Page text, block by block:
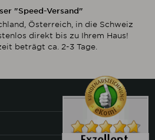
"Speed-Versand"
Österreich, in die Schweiz
direkt bis zu Ihrem Haus!
beträgt ca. 2-3 Tage.